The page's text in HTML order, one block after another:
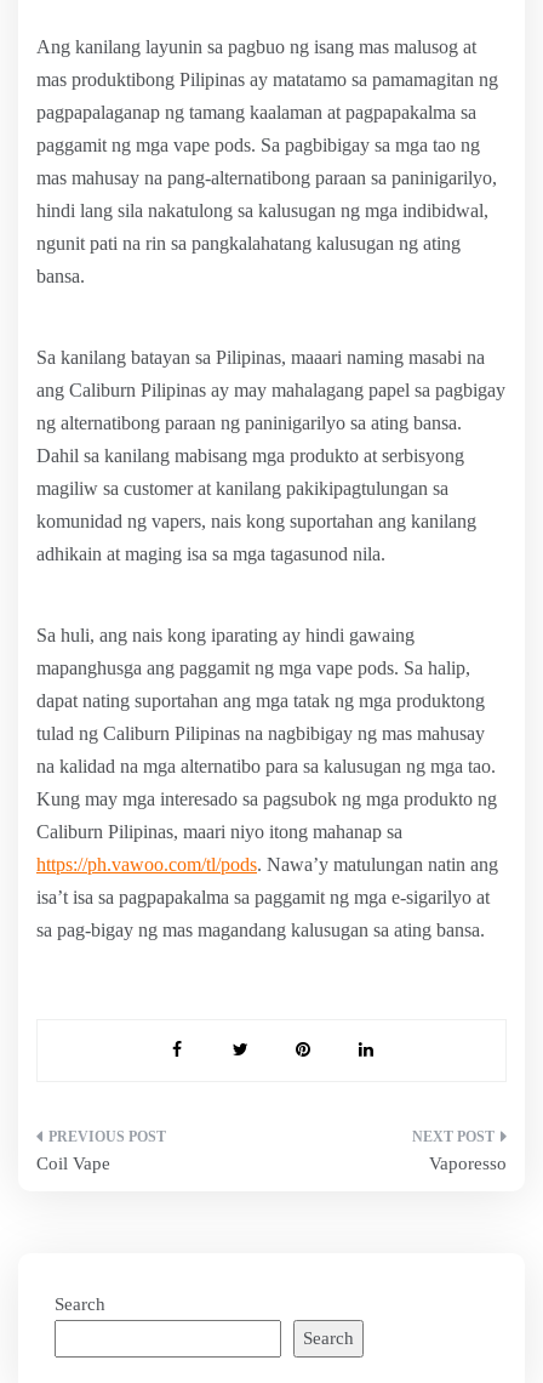
Ang kanilang layunin sa pagbuo ng isang mas malusog at
mas produktibong Pilipinas ay matatamo sa pamamagitan ng
pagpapalaganap ng tamang kaalaman at pagpapakalma sa
paggamit ng mga vape pods. Sa pagbibigay sa mga tao ng
mas mahusay na pang-alternatibong paraan sa paninigarilyo,
hindi lang sila nakatulong sa kalusugan ng mga indibidwal,
ngunit pati na rin sa pangkalahatang kalusugan ng ating
bansa.
Sa kanilang batayan sa Pilipinas, maaari naming masabi na
ang Caliburn Pilipinas ay may mahalagang papel sa pagbigay
ng alternatibong paraan ng paninigarilyo sa ating bansa.
Dahil sa kanilang mabisang mga produkto at serbisyong
magiliw sa customer at kanilang pakikipagtulungan sa
komunidad ng vapers, nais kong suportahan ang kanilang
adhikain at maging isa sa mga tagasunod nila.
Sa huli, ang nais kong iparating ay hindi gawaing
mapanghusga ang paggamit ng mga vape pods. Sa halip,
dapat nating suportahan ang mga tatak ng mga produktong
tulad ng Caliburn Pilipinas na nagbibigay ng mas mahusay
na kalidad na mga alternatibo para sa kalusugan ng mga tao.
Kung may mga interesado sa pagsubok ng mga produkto ng
Caliburn Pilipinas, maari niyo itong mahanap sa
https://ph.vawoo.com/tl/pods. Nawa’y matulungan natin ang
isa’t isa sa pagpapakalma sa paggamit ng mga e-sigarilyo at
sa pag-bigay ng mas magandang kalusugan sa ating bansa.
Post
Coil Vape Vaporesso
Search
Search